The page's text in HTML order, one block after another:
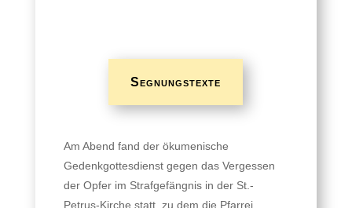
Segnungstexte
Am Abend fand der ökumenische
Gedenkgottesdienst gegen das Vergessen
der Opfer im Strafgefängnis in der St.-
Petrus-Kirche statt, zu dem die Pfarrei